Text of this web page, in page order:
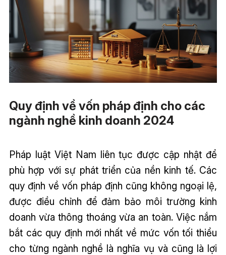
Quy định về vốn pháp định cho các
ngành nghề kinh doanh 2024
Pháp luật Việt Nam liên tục được cập nhật để
phù hợp với sự phát triển của nền kinh tế. Các
quy định về vốn pháp định cũng không ngoại lệ,
được điều chỉnh để đảm bảo môi trường kinh
doanh vừa thông thoáng vừa an toàn. Việc nắm
bắt các quy định mới nhất về mức vốn tối thiểu
cho từng ngành nghề là nghĩa vụ và cũng là lợi